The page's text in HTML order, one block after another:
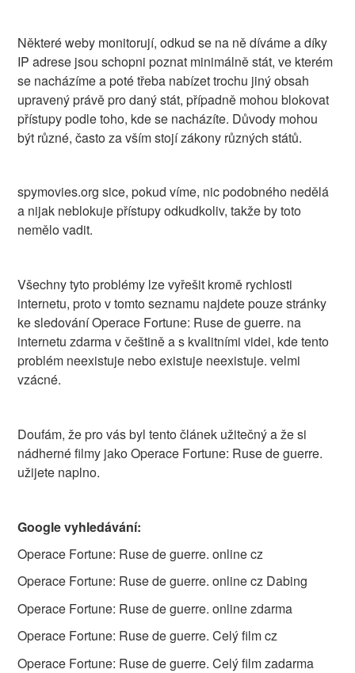
Některé weby monitorují, odkud se na ně díváme a díky
IP adrese jsou schopni poznat minimálně stát, ve kterém
se nacházíme a poté třeba nabízet trochu jiný obsah
upravený právě pro daný stát, případně mohou blokovat
přístupy podle toho, kde se nacházíte. Důvody mohou
být různé, často za vším stojí zákony různých států.
spymovies.org sice, pokud víme, nic podobného nedělá
a nijak neblokuje přístupy odkudkoliv, takže by toto
nemělo vadit.
Všechny tyto problémy lze vyřešit kromě rychlosti
internetu, proto v tomto seznamu najdete pouze stránky
ke sledování Operace Fortune: Ruse de guerre. na
internetu zdarma v češtině a s kvalitními videi, kde tento
problém neexistuje nebo existuje neexistuje. velmi
vzácné.
Doufám, že pro vás byl tento článek užitečný a že si
nádherné filmy jako Operace Fortune: Ruse de guerre.
užijete naplno.
Google vyhledávání:
Operace Fortune: Ruse de guerre. online cz
Operace Fortune: Ruse de guerre. online cz Dabing
Operace Fortune: Ruse de guerre. online zdarma
Operace Fortune: Ruse de guerre. Celý film cz
Operace Fortune: Ruse de guerre. Celý film zadarma